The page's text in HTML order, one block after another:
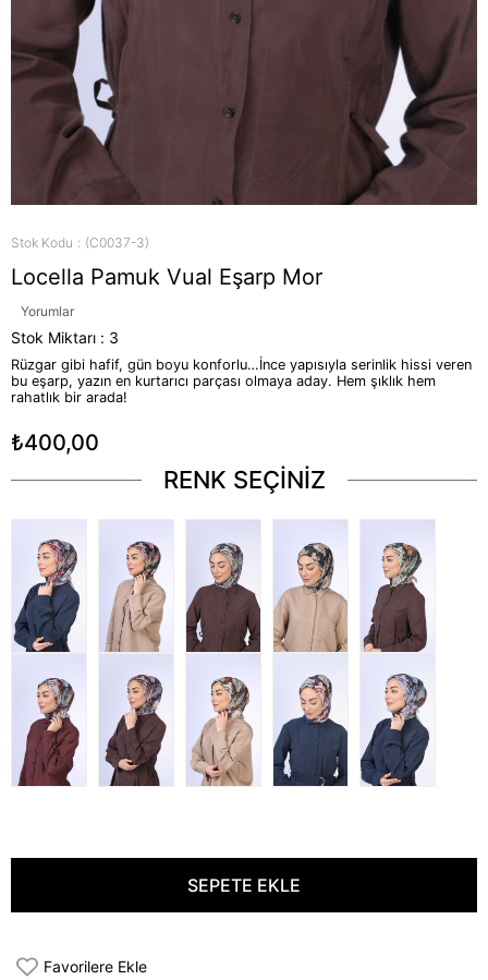
Stok Kodu (C0037-3)
Locella Pamuk Vual Eşarp Mor
Yorumlar
Stok Miktarı : 3
Rüzgar gibi hafif, gün boyu konforlu…İnce yapısıyla serinlik hissi veren
bu eşarp, yazın en kurtarıcı parçası olmaya aday. Hem şıklık hem
rahatlık bir arada!
₺400,00
RENK SEÇİNİZ
Favorilere Ekle